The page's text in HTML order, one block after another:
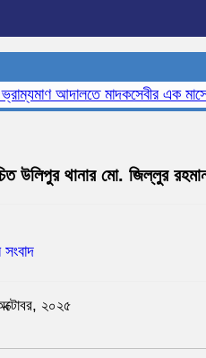
আদালতে মাদকসেবীর এক মাসের
উলিপুর থানার মো. জিল্লুর
২০২৫